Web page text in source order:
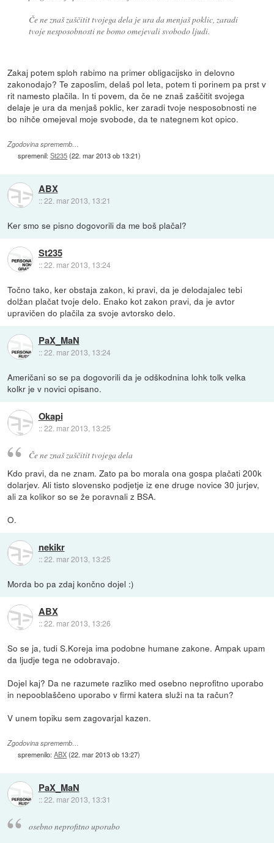
Če ne znaš zaščitit tvojega dela je ura da menjaš poklic, zaradi
tvoje nesposobnosti ne bomo omejevali svobodo ljudi.
Zakaj potem sploh rabimo na primer obligacijsko in delovno
zakonodajo? Te zaposlim, delaš pol leta, potem ti porinem pa prst v
rit namesto plačila. In ti povem, da če ne znaš zaščitit svojega
delaje je ura da menjaš poklic, ker zaradi tvoje nesposobnosti ne
bo nihče omejeval moje svobode, da te nategnem kot opico.
Zgodovina sprememb…
spremenil:St235(22. mar 2013 ob 13:21)
ABX
::22. mar 2013, 13:21
Ker smo se pisno dogovorili da me boš plačal?
St235
::22. mar 2013, 13:24
Točno tako, ker obstaja zakon, ki pravi, da je delodajalec tebi
dolžan plačat tvoje delo. Enako kot zakon pravi, da je avtor
upravičen do plačila za svoje avtorsko delo.
PaX_MaN
::22. mar 2013, 13:24
Američani so se pa dogovorili da je odškodnina lohk tolk velka
kolkr je v novici opisano.
Okapi
::22. mar 2013, 13:25
Če ne znaš zaščitit tvojega dela
Kdo pravi, da ne znam. Zato pa bo morala ona gospa plačati 200k
dolarjev. Ali tisto slovensko podjetje iz ene druge novice 30 jurjev,
ali za kolikor so se že poravnali z BSA.
O.
nekikr
::22. mar 2013, 13:25
Morda bo pa zdaj končno dojel :)
ABX
::22. mar 2013, 13:26
So se ja, tudi S.Koreja ima podobne humane zakone. Ampak upam
da ljudje tega ne odobravajo.
Dojel kaj? Da ne razumete razliko med osebno neprofitno uporabo
in nepooblaščeno uporabo v firmi katera služi na ta račun?
V unem topiku sem zagovarjal kazen.
Zgodovina sprememb…
spremenilo:ABX(22. mar 2013 ob 13:27)
PaX_MaN
::22. mar 2013, 13:31
osebno neprofitno uporabo